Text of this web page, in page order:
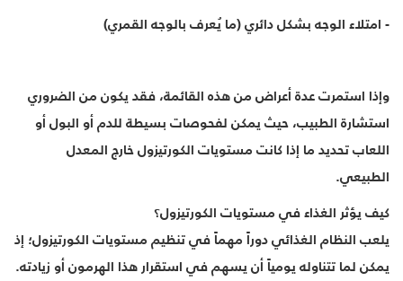
- امتلاء الوجه بشكل دائري (ما يُعرف بالوجه القمري)
وإذا استمرت عدة أعراض من هذه القائمة، فقد يكون من الضروري
استشارة الطبيب، حيث يمكن لفحوصات بسيطة للدم أو البول أو
اللعاب تحديد ما إذا كانت مستويات الكورتيزول خارج المعدل
الطبيعي.
كيف يؤثر الغذاء في مستويات الكورتيزول؟
يلعب النظام الغذائي دوراً مهماً في تنظيم مستويات الكورتيزول؛ إذ
يمكن لما تتناوله يومياً أن يسهم في استقرار هذا الهرمون أو زيادته.